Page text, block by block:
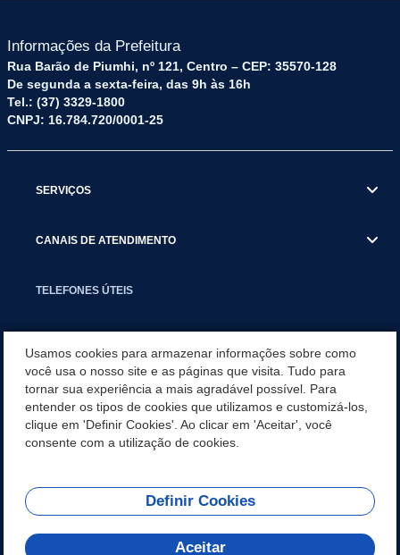
Informações da Prefeitura
Rua Barão de Piumhi, nº 121, Centro – CEP: 35570-128
De segunda a sexta-feira, das 9h às 16h
Tel.: (37) 3329-1800
CNPJ: 16.784.720/0001-25
SERVIÇOS
CANAIS DE ATENDIMENTO
TELEFONES ÚTEIS
NOTÍCIAS
APLICATIVO
REDES SOCIAIS
Usamos cookies para armazenar informações sobre como
você usa o nosso site e as páginas que visita. Tudo para
tornar sua experiência a mais agradável possível. Para
entender os tipos de cookies que utilizamos e customizá-los,
clique em 'Definir Cookies'. Ao clicar em 'Aceitar', você
consente com a utilização de cookies.
Definir Cookies
Aceitar